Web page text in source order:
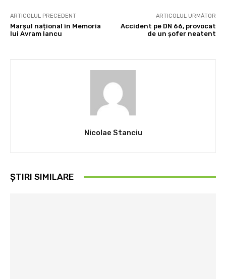
ARTICOLUL PRECEDENT
Marșul național în Memoria
lui Avram Iancu
ARTICOLUL URMĂTOR
Accident pe DN 66, provocat
de un șofer neatent
Nicolae Stanciu
ȘTIRI SIMILARE